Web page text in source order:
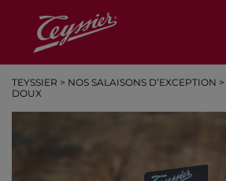
TEYSSIER > NOS SALAISONS D’EXCEPTION >
DOUX